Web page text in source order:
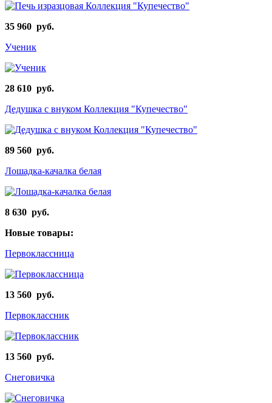
35 960 руб.
Ученик
28 610 руб.
Дедушка с внуком Коллекция "Купечество"
89 560 руб.
Лошадка-качалка белая
8 630 руб.
Новые товары:
Первоклассница
13 560 руб.
Первоклассник
13 560 руб.
Снеговичка